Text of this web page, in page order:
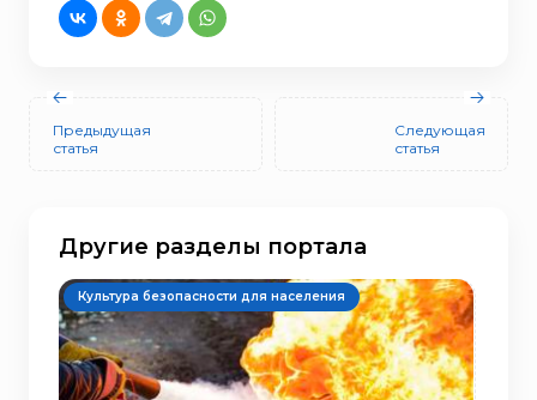
Предыдущая
статья
Следующая
статья
Другие разделы портала
Культура безопасности для населения